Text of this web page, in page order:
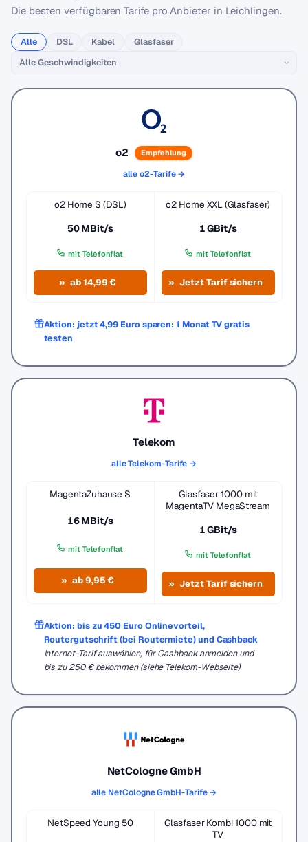
Die besten verfügbaren Tarife pro Anbieter in Leichlingen.
Alle DSL Kabel Glasfaser
o2 Empfehlung
alle o2-Tarife →
o2 Home S (DSL)
50 MBit/s
mit Telefonflat
ab 14,99 €
o2 Home XXL (Glasfaser)
1 GBit/s
mit Telefonflat
Jetzt Tarif sichern
Aktion: jetzt 4,99 Euro sparen: 1 Monat TV gratis
testen
Telekom
alle Telekom-Tarife →
MagentaZuhause S
16 MBit/s
mit Telefonflat
ab 9,95 €
Glasfaser 1000 mit
MagentaTV MegaStream
1 GBit/s
mit Telefonflat
Jetzt Tarif sichern
Aktion: bis zu 450 Euro Onlinevorteil,
Routergutschrift (bei Routermiete) und Cashback
Internet-Tarif auswählen, für Cashback anmelden und
bis zu 250 € bekommen (siehe Telekom-Webseite)
NetCologne GmbH
alle NetCologne GmbH-Tarife →
NetSpeed Young 50
Glasfaser Kombi 1000 mit
TV